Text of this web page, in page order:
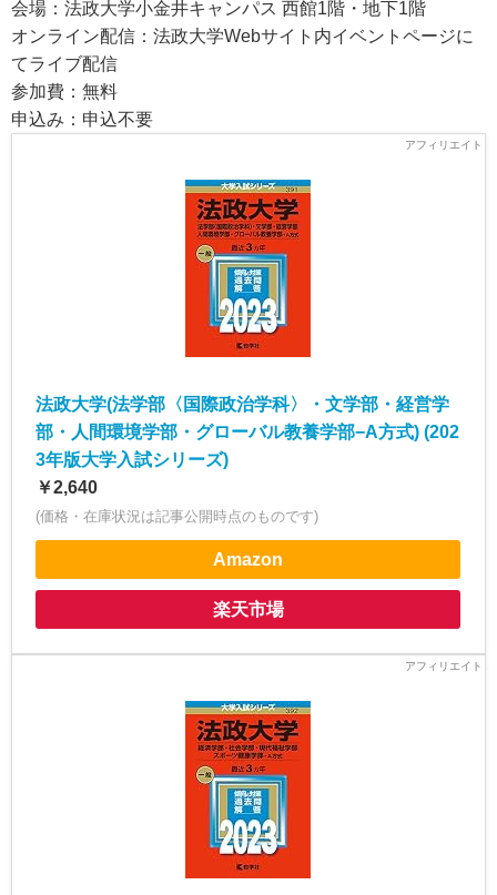
会場：法政大学小金井キャンパス 西館1階・地下1階
オンライン配信：法政大学Webサイト内イベントページに
てライブ配信
参加費：無料
申込み：申込不要
法政大学(法学部〈国際政治学科〉・文学部・経営学
部・人間環境学部・グローバル教養学部−A方式) (202
3年版大学入試シリーズ)
￥2,640
(価格・在庫状況は記事公開時点のものです)
Amazon
楽天市場